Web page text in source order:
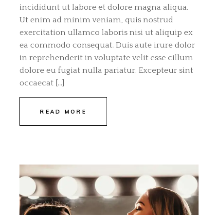
incididunt ut labore et dolore magna aliqua.
Ut enim ad minim veniam, quis nostrud
exercitation ullamco laboris nisi ut aliquip ex
ea commodo consequat. Duis aute irure dolor
in reprehenderit in voluptate velit esse cillum
dolore eu fugiat nulla pariatur. Excepteur sint
occaecat […]
READ MORE